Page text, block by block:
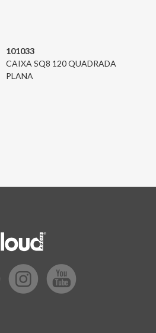
101033
CAIXA SQ8 120 QUADRADA
PLANA